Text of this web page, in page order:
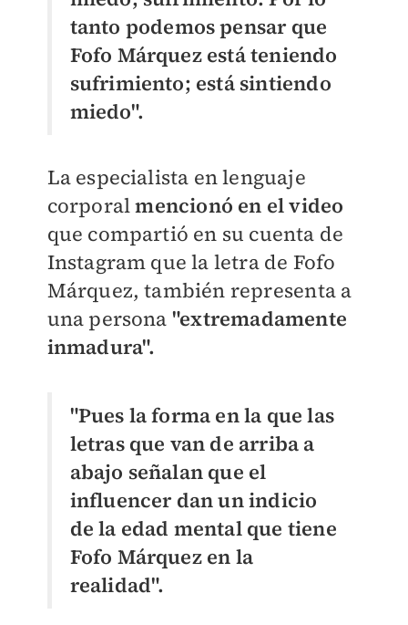
tanto podemos pensar que
Fofo Márquez está teniendo
sufrimiento; está sintiendo
miedo".
La especialista en lenguaje
corporalmencionó en el video
que compartió en su cuenta de
Instagram que la letra de Fofo
Márquez, también representa a
una persona "extremadamente
inmadura".
"Pues la forma en la que las
letras que van de arriba a
abajo señalan que el
influencer dan un indicio
de la edad mental que tiene
Fofo Márquez en la
realidad".